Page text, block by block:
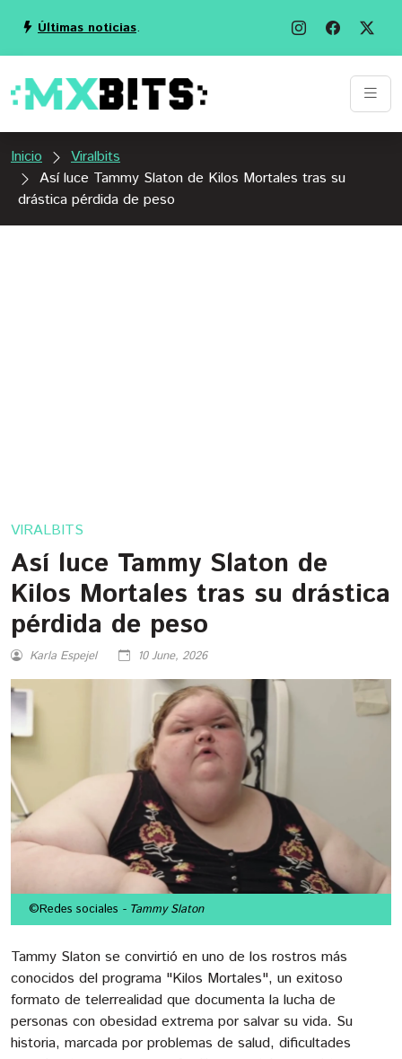
Últimas noticias.
Inicio
Viralbits
Así luce Tammy Slaton de Kilos Mortales tras su
drástica pérdida de peso
VIRALBITS
Así luce Tammy Slaton de
Kilos Mortales tras su drástica
pérdida de peso
Karla Espejel 10 June, 2026
©Redes sociales - Tammy Slaton
Tammy Slaton se convirtió en uno de los rostros más
conocidos del programa "Kilos Mortales", un exitoso
formato de telerrealidad que documenta la lucha de
personas con obesidad extrema por salvar su vida. Su
historia, marcada por problemas de salud, dificultades